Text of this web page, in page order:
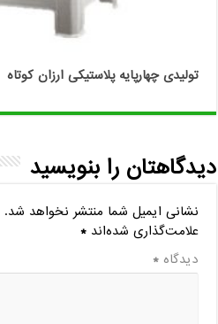
تولیدی چهارپایه پلاستیکی ارزان کوتاه
دیدگاهتان را بنویسید
نشانی ایمیل شما منتشر نخواهد شد.
علامت‌گذاری شده‌اند*
دیدگاه*